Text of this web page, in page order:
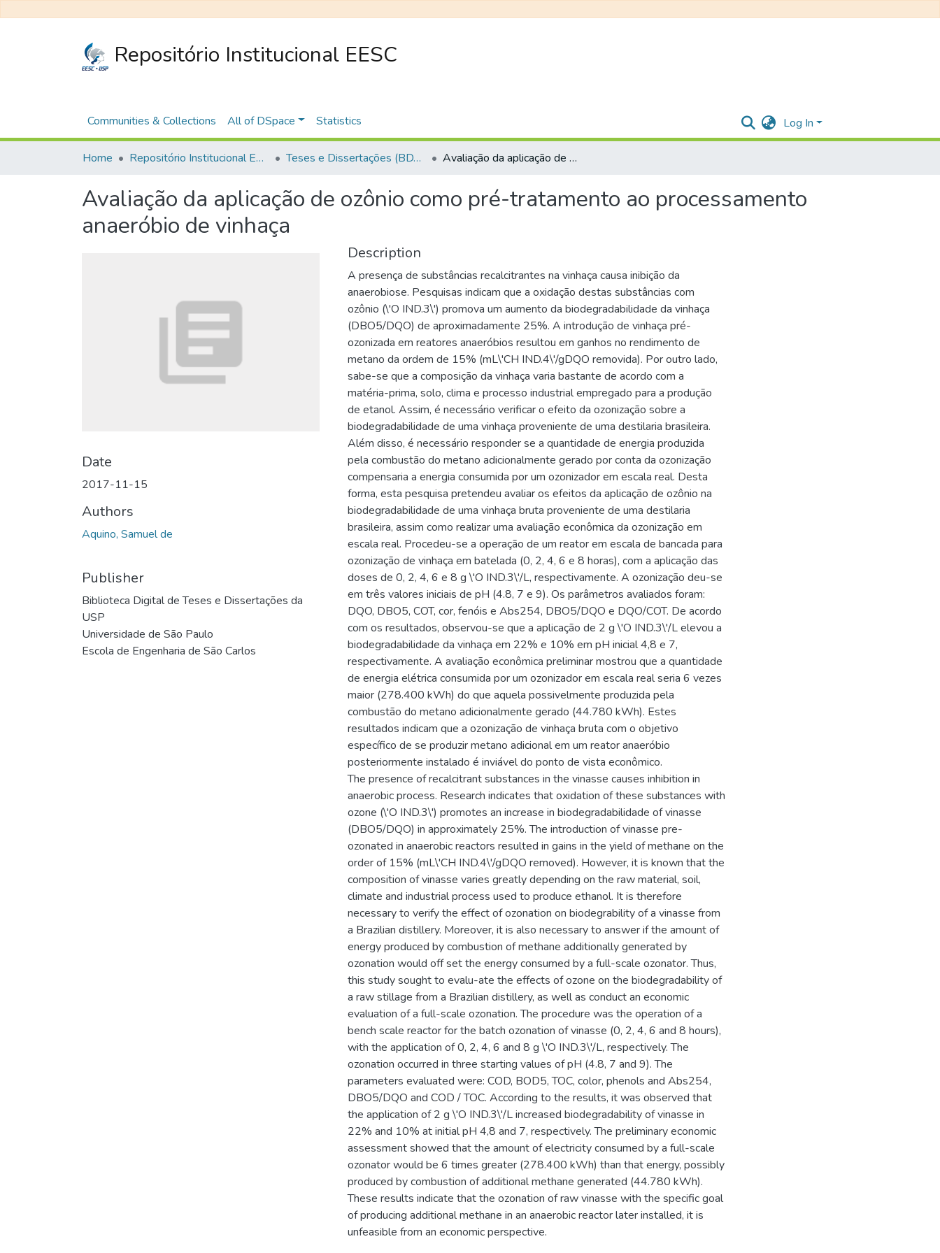
Repositório Institucional EESC
Communities & Collections All of DSpace Statistics Log In
Home Repositório Institucional EESC Teses e Dissertações (BDTD USP) Avaliação da aplicação de ozônio como pré-tratamento ao processamento anaeróbio de vinhaça
Avaliação da aplicação de ozônio como pré-tratamento ao processamento
anaeróbio de vinhaça
Date
2017-11-15
Authors
Aquino, Samuel de
Publisher
Biblioteca Digital de Teses e Dissertações da
USP
Universidade de São Paulo
Escola de Engenharia de São Carlos
Description
A presença de substâncias recalcitrantes na vinhaça causa inibição da
anaerobiose. Pesquisas indicam que a oxidação destas substâncias com
ozônio (\'O IND.3\') promova um aumento da biodegradabilidade da vinhaça
(DBO5/DQO) de aproximadamente 25%. A introdução de vinhaça pré-
ozonizada em reatores anaeróbios resultou em ganhos no rendimento de
metano da ordem de 15% (mL\'CH IND.4\'/gDQO removida). Por outro lado,
sabe-se que a composição da vinhaça varia bastante de acordo com a
matéria-prima, solo, clima e processo industrial empregado para a produção
de etanol. Assim, é necessário verificar o efeito da ozonização sobre a
biodegradabilidade de uma vinhaça proveniente de uma destilaria brasileira.
Além disso, é necessário responder se a quantidade de energia produzida
pela combustão do metano adicionalmente gerado por conta da ozonização
compensaria a energia consumida por um ozonizador em escala real. Desta
forma, esta pesquisa pretendeu avaliar os efeitos da aplicação de ozônio na
biodegradabilidade de uma vinhaça bruta proveniente de uma destilaria
brasileira, assim como realizar uma avaliação econômica da ozonização em
escala real. Procedeu-se a operação de um reator em escala de bancada para
ozonização de vinhaça em batelada (0, 2, 4, 6 e 8 horas), com a aplicação das
doses de 0, 2, 4, 6 e 8 g \'O IND.3\'/L, respectivamente. A ozonização deu-se
em três valores iniciais de pH (4.8, 7 e 9). Os parâmetros avaliados foram:
DQO, DBO5, COT, cor, fenóis e Abs254, DBO5/DQO e DQO/COT. De acordo
com os resultados, observou-se que a aplicação de 2 g \'O IND.3\'/L elevou a
biodegradabilidade da vinhaça em 22% e 10% em pH inicial 4,8 e 7,
respectivamente. A avaliação econômica preliminar mostrou que a quantidade
de energia elétrica consumida por um ozonizador em escala real seria 6 vezes
maior (278.400 kWh) do que aquela possivelmente produzida pela
combustão do metano adicionalmente gerado (44.780 kWh). Estes
resultados indicam que a ozonização de vinhaça bruta com o objetivo
específico de se produzir metano adicional em um reator anaeróbio
posteriormente instalado é inviável do ponto de vista econômico.
The presence of recalcitrant substances in the vinasse causes inhibition in
anaerobic process. Research indicates that oxidation of these substances with
ozone (\'O IND.3\') promotes an increase in biodegradabilidade of vinasse
(DBO5/DQO) in approximately 25%. The introduction of vinasse pre-
ozonated in anaerobic reactors resulted in gains in the yield of methane on the
order of 15% (mL\'CH IND.4\'/gDQO removed). However, it is known that the
composition of vinasse varies greatly depending on the raw material, soil,
climate and industrial process used to produce ethanol. It is therefore
necessary to verify the effect of ozonation on biodegrability of a vinasse from
a Brazilian distillery. Moreover, it is also necessary to answer if the amount of
energy produced by combustion of methane additionally generated by
ozonation would off set the energy consumed by a full-scale ozonator. Thus,
this study sought to evalu-ate the effects of ozone on the biodegradability of
a raw stillage from a Brazilian distillery, as well as conduct an economic
evaluation of a full-scale ozonation. The procedure was the operation of a
bench scale reactor for the batch ozonation of vinasse (0, 2, 4, 6 and 8 hours),
with the application of 0, 2, 4, 6 and 8 g \'O IND.3\'/L, respectively. The
ozonation occurred in three starting values of pH (4.8, 7 and 9). The
parameters evaluated were: COD, BOD5, TOC, color, phenols and Abs254,
DBO5/DQO and COD / TOC. According to the results, it was observed that
the application of 2 g \'O IND.3\'/L increased biodegradability of vinasse in
22% and 10% at initial pH 4,8 and 7, respectively. The preliminary economic
assessment showed that the amount of electricity consumed by a full-scale
ozonator would be 6 times greater (278.400 kWh) than that energy, possibly
produced by combustion of additional methane generated (44.780 kWh).
These results indicate that the ozonation of raw vinasse with the specific goal
of producing additional methane in an anaerobic reactor later installed, it is
unfeasible from an economic perspective.